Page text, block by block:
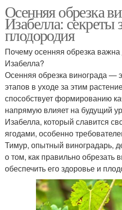
Осенняя обрезка
Изабелла: секреты
плодородия
Почему осенняя обрезка важна
Изабелла?
Осенняя обрезка винограда —
этапов в уходе за этим
способствует формированию
напрямую влияет на будущий
Изабелла, который славится
ягодами, особенно
Тимур, опытный виноградарь,
о том, как правильно обрезать
обеспечить его здоровье и